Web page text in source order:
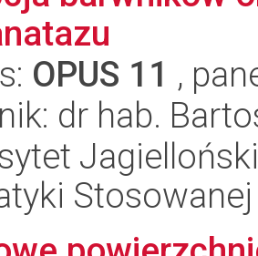
OPUS 11 ,
dr hab.
Stosowanej